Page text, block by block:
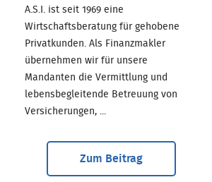
A.S.I. ist seit 1969 eine
Wirtschaftsberatung für gehobene
Privatkunden. Als Finanzmakler
übernehmen wir für unsere
Mandanten die Vermittlung und
lebensbegleitende Betreuung von
Versicherungen, ...
Zum Beitrag